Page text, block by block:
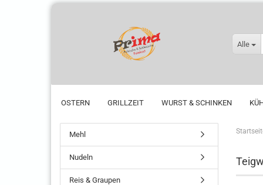
Alle
OSTERN GRILLZEIT WURST & SCHINKEN
Mehl
Nudeln
Reis & Graupen